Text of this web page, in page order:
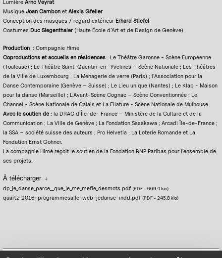
LumièreArno Veyrat
MusiqueJoan Cambon etAlexis Gfeller
Conception des masques / regard extérieur Erhard Stiefel
Costumes Duc Siegenthaler(Haute École d’Art et de Design de Genève)
Production : Compagnie Himé
Coproductions et accueils en résidences : Le Théâtre Garonne - Scène Européenne
(Toulouse) ; Le Théâtre Saint-Quentin-en- Yvelines – Scène Nationale ; Les Théâtres
de la Ville de Luxembourg ; La Ménagerie de verre (Paris) ; l’Association pour la
Danse Contemporaine (Genève – Suisse) ; Le Lieu unique (Nantes) ; Le Klap - Maison
pour la danse (Marseille) ; L’Avant-Scène Cognac – Scène Conventionnée ; Le
Channel - Scène Nationale de Calais et La Filature - Scène Nationale de Mulhouse.
Avec le soutien de : la DRAC d’Île-de- France – Ministère de la Culture et de la
Communication ; La Ville de Genève ; La Fondation Sasakawa ; Arcadi Île-de-France ;
la SSA – société suisse des auteurs ; Pro Helvetia ; La Loterie Romande et La
Fondation Ernst Gohner.
La compagnie Himé reçoit le soutien de la Fondation BNP Paribas pour l’ensemble de
ses projets.
À télécharger
dp_je_danse_parce__que_je_me_mefie_desmots.pdf(PDF-669.4 kio)
quartz-2016-programmesalle-web-jedanse-indd.pdf(PDF-245.8 kio)